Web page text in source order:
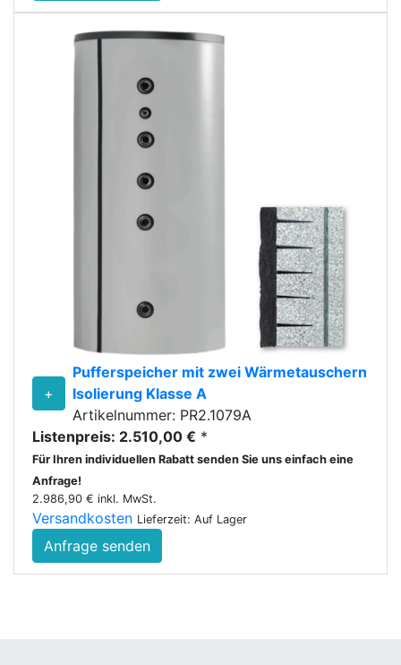
+
Pufferspeicher mit zwei Wärmetauschern
Isolierung Klasse A
Artikelnummer: PR2.1079A
Listenpreis: 2.510,00 € *
Für Ihren individuellen Rabatt senden Sie uns einfach eine
Anfrage!
2.986,90 € inkl. MwSt.
Versandkosten Lieferzeit: Auf Lager
Anfrage senden